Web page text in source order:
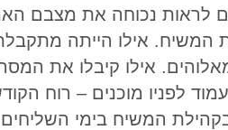
לראות נכוחה את מצבם
המשיח. אילו הייתה
אילו קיבלו את
לפניו מוכנים – רוח
המשיח בימי